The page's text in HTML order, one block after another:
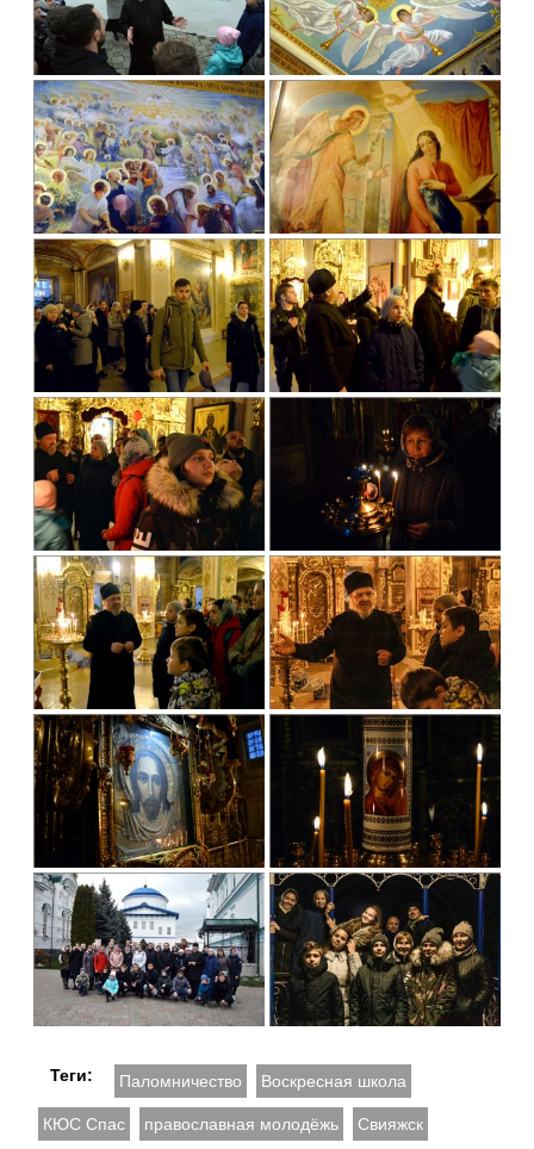
Теги: Паломничество Воскресная школа
КЮС Спас православная молодёжь Свияжск